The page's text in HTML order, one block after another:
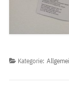
Kategorie: